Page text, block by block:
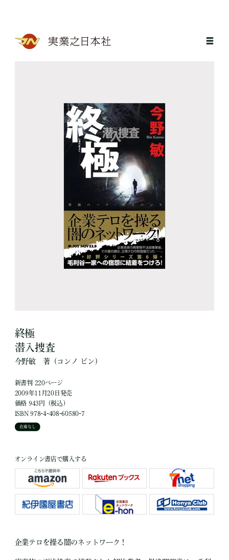
終極
潜入捜査
今野敏 著（コンノ ビン）
新書判 220ページ
2009年11月20日発売
価格 943円（税込）
ISBN 978-4-408-60580-7
在庫なし
オンライン書店で購入する
企業テロを操る闇のネットワーク！